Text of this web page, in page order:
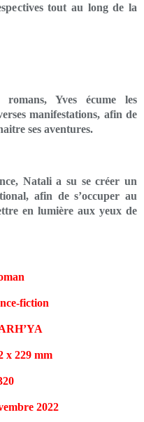
tout au long de la
Yves écume les
manifestations, afin de
ses aventures.
Natali a su se créer un
afin de s’occuper au
en lumière aux yeux de
fiction
x 229 mm
2022